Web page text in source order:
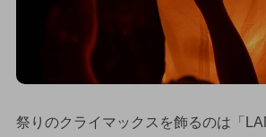
祭りのクライマックスを飾るのは「